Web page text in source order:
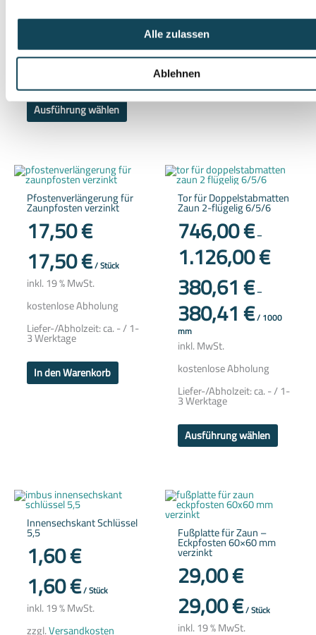
Alle zulassen
Ablehnen
inkl. MwSt.
Ausführung wählen
Liefer-/Abholzeit:
3 Werktage
In den Warenkorb
Pfostenverlängerung für
Zaunpfosten verzinkt
17,50€
17,50€/Stück
inkl. 19 % MwSt.
kostenlose Abholung
Liefer-/Abholzeit:ca. - / 1-
3 Werktage
In den Warenkorb
Tor für Doppelstabmatten
Zaun 2-flügelig 6/5/6
746,00€–
1.126,00€
380,61€–
380,41€/1000
mm
inkl. MwSt.
kostenlose Abholung
Liefer-/Abholzeit:ca. - / 1-
3 Werktage
Ausführung wählen
Dieses
Produkt
mehrere
Innensechskant Schlüssel
5,5
1,60€
1,60€/Stück
inkl. 19 % MwSt.
zzgl.Versandkosten
Fußplatte für Zaun –
Eckpfosten 60×60 mm
verzinkt
29,00€
29,00€/Stück
inkl. 19 % MwSt.